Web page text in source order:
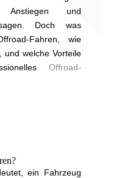
Anstiegen und
Doch was
Fahren, wie
und welche Vorteile
Offroad-
ein Fahrzeug